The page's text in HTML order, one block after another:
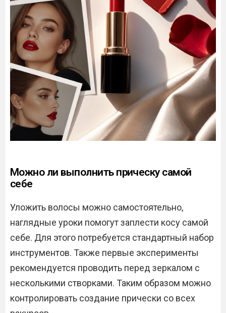
Можно ли выполнить прическу самой
себе
Уложить волосы можно самостоятельно,
наглядные уроки помогут заплести косу самой
себе. Для этого потребуется стандартный набор
инструментов. Также первые эксперименты
рекомендуется проводить перед зеркалом с
несколькими створками. Таким образом можно
контролировать создание прически со всех